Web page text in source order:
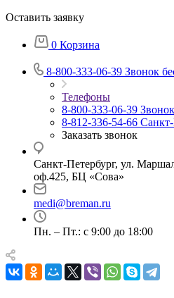
Оставить заявку
0 Корзина
8-800-333-06-39 Звонок
Телефоны
8-800-333-06-39
8-812-336-54-66
Заказать звонок
Санкт-Петербург, ул.
оф.425, БЦ «Сова»
medi@breman.ru
Пн. – Пт.: с 9:00 до 18:00